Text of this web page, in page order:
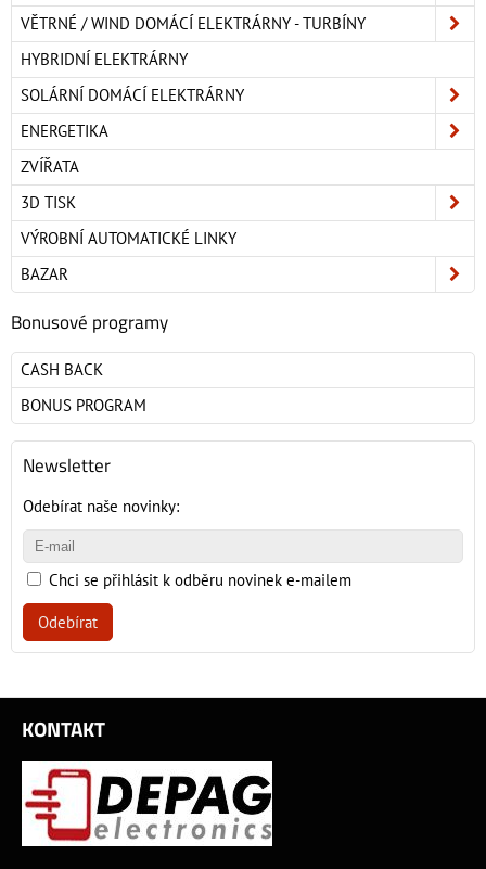
VĚTRNÉ / WIND DOMÁCÍ ELEKTRÁRNY - TURBÍNY
HYBRIDNÍ ELEKTRÁRNY
SOLÁRNÍ DOMÁCÍ ELEKTRÁRNY
ENERGETIKA
ZVÍŘATA
3D TISK
VÝROBNÍ AUTOMATICKÉ LINKY
BAZAR
Bonusové programy
CASH BACK
BONUS PROGRAM
Newsletter
Odebírat naše novinky:
Chci se přihlásit k odběru novinek e-mailem
Odebírat
KONTAKT